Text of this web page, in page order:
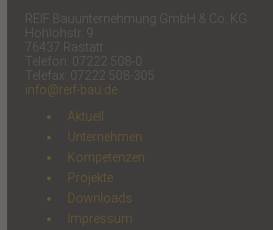
REIF Bauunternehmung GmbH & Co. KG
Hohlohstr. 9
76437 Rastatt
Telefon: 07222 508-0
Telefax: 07222 508-305
info@reif-bau.de
Aktuell
Unternehmen
Kompetenzen
Projekte
Downloads
Impressum